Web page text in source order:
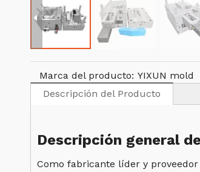
Marca del producto: YIXUN mold
Descripción del Producto
Descripción general
Como fabricante líder y